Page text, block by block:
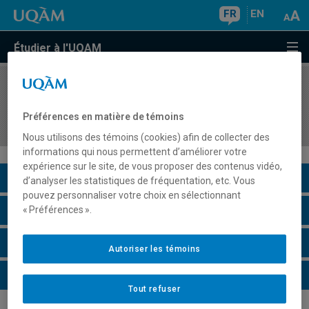
FR EN
Étudier à l'UQAM
COURS//
défis
Description du cours
Horaire - Été 2026
Horaire - Automne 2026
Horaire - Hiver 2027
Préférences en matière de témoins
Nous utilisons des témoins (cookies) afin de collecter des
informations qui nous permettent d’améliorer votre
expérience sur le site, de vous proposer des contenus vidéo,
d’analyser les statistiques de fréquentation, etc. Vous
pouvez personnaliser votre choix en sélectionnant
« Préférences ».
Tout refuser
Autoriser les témoins